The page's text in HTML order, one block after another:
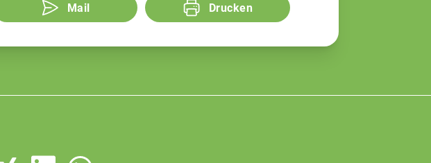
Mail Drucken